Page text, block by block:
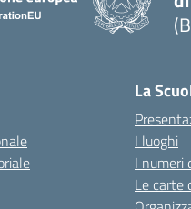
La
I luoghi
I numeri
Le carte